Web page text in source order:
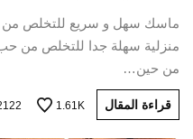
ماسك سهل و سريع للتخلص من
منزلية سهلة جدا للتخلص من
من حين…
قراءة المقال 1.61K